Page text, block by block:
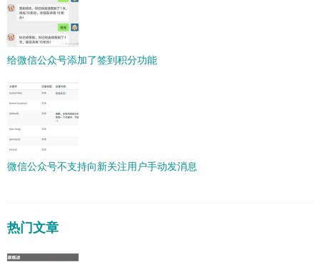
给微信公众号添加了签到积分功能
微信公众号不支持向新关注用户手动发消息
热门文章